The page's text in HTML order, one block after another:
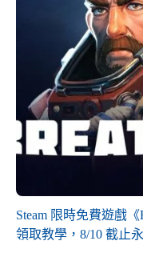
Steam 限時免費遊戲
領取教學，8/10 截止